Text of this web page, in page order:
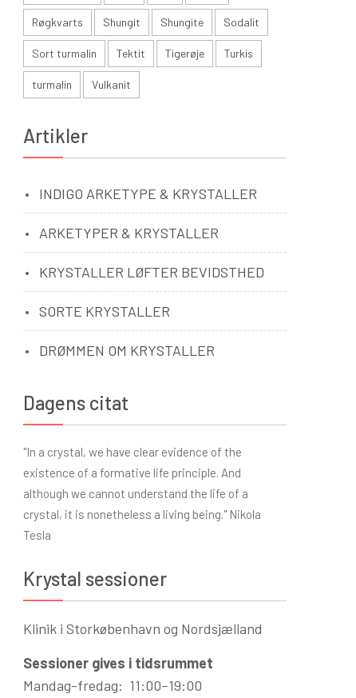
Røgkvarts Shungit Shungite Sodalit
Sort turmalin Tektit Tigerøje Turkis
turmalin Vulkanit
Artikler
INDIGO ARKETYPE & KRYSTALLER
ARKETYPER & KRYSTALLER
KRYSTALLER LØFTER BEVIDSTHED
SORTE KRYSTALLER
DRØMMEN OM KRYSTALLER
Dagens citat
"In a crystal, we have clear evidence of the
existence of a formative life principle. And
although we cannot understand the life of a
crystal, it is nonetheless a living being." Nikola
Tesla
Krystal sessioner
Klinik i Storkøbenhavn og Nordsjælland
Sessioner gives i tidsrummet
Mandag-fredag: 11:00–19:00